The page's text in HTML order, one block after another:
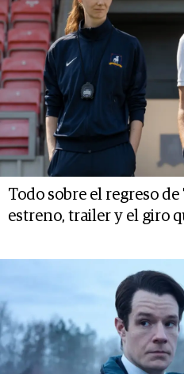
Todo sobre el regreso de
estreno, trailer y el giro